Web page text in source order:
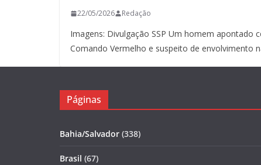
22/05/2026 Redação
Imagens: Divulgação SSP Um homem apontado
Comando Vermelho e suspeito de envolvimento
Páginas
Bahia/Salvador (338)
Brasil (67)